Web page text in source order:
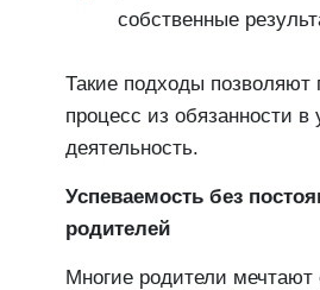
собственные
Такие подходы позволяют
процесс из обязанности в
деятельность.
Успеваемость без
родителей
Многие родители